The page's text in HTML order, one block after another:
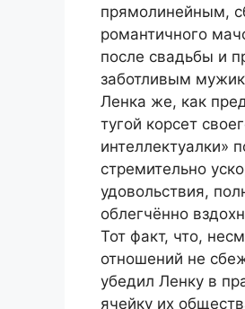
прямолинейным,
романтичного
после свадьбы и
заботливым
Ленка же, как
тугой корсет
интеллектуалки»
стремительно
удовольствия,
облегчённо
Тот факт, что,
отношений не
убедил Ленку в
ячейку их